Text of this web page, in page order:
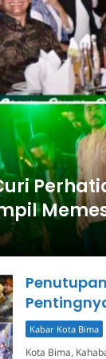
Kabar Kota Bima
Kota Bima,